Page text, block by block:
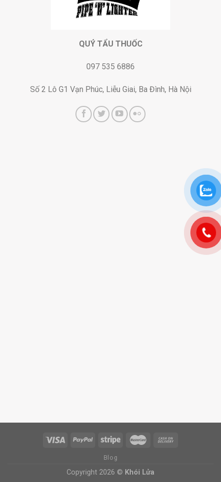
QUÝ TẨU THUỐC
097 535 6886
Số 2 Lô G1 Vạn Phúc, Liễu Giai, Ba Đình, Hà Nội
Blog
Copyright 2026 © Khói Lửa